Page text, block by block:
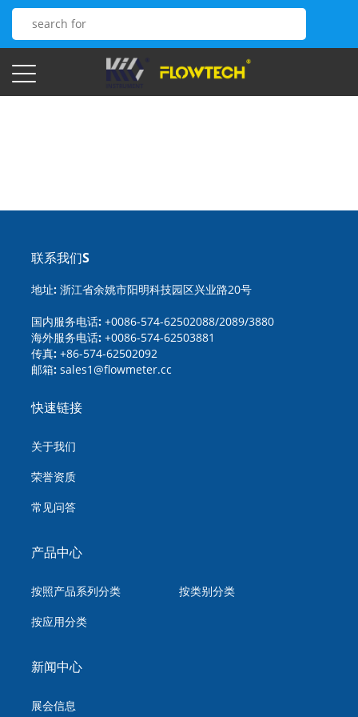
联系我们S
地址: 浙江省余姚市阳明科技园区兴业路20号
国内服务电话: +0086-574-62502088/2089/3880
海外服务电话: +0086-574-62503881
传真: +86-574-62502092
邮箱: sales1@flowmeter.cc
快速链接
关于我们
荣誉资质
常见问答
产品中心
按照产品系列分类
按类别分类
按应用分类
新闻中心
展会信息